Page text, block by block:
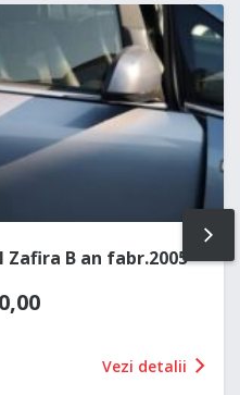
B an fabr.2005
Vezi detalii